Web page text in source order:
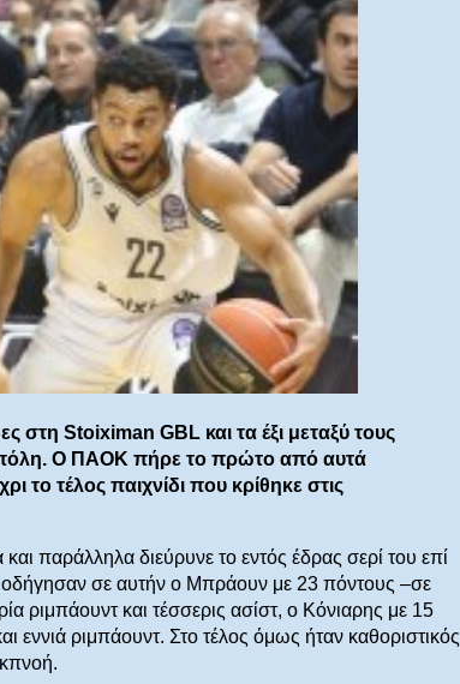
στη Stoiximan GBL και τα έξι μεταξύ τους
πόλη. Ο ΠΑΟΚ πήρε το πρώτο από αυτά
το τέλος παιχνίδι που κρίθηκε στις
παράλληλα διεύρυνε το εντός έδρας σερί του επί
οδήγησαν σε αυτήν ο Μπράουν με 23 πόντους –σε
ριμπάουντ και τέσσερις ασίστ, ο Κόνιαρης με 15
ριμπάουντ. Στο τέλος όμως ήταν καθοριστικός